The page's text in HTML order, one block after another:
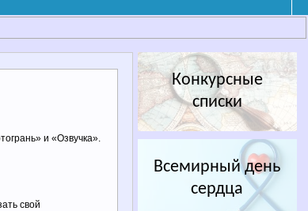
и «Озвучка».
свой
Конкурсные
списки
Всемирный день
сердца